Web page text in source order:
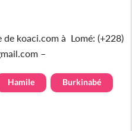
koaci.com à Lomé: (+228)
–
Hamile Burkinabé